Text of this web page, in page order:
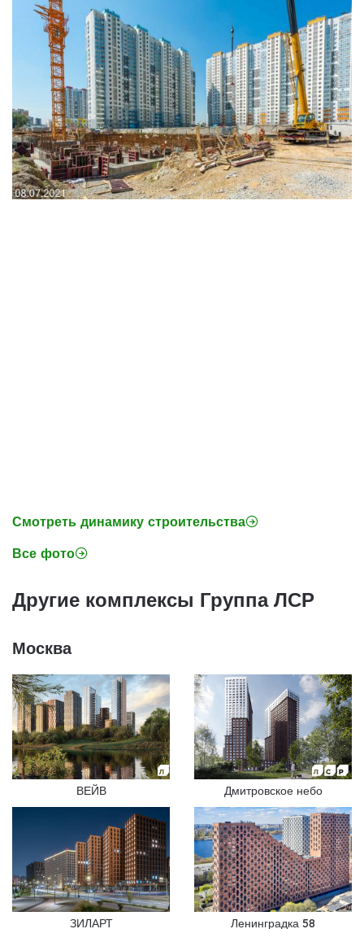
Смотреть динамику строительства
Все фото
Другие комплексы Группа ЛСР
Москва
ВЕЙВ Дмитровское небо
ЗИЛАРТ Ленинградка 58